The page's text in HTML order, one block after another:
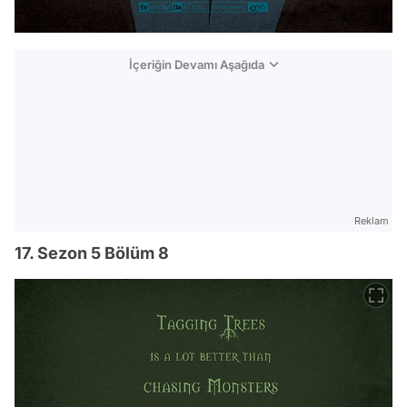
İçeriğin Devamı Aşağıda
Reklam
17. Sezon 5 Bölüm 8